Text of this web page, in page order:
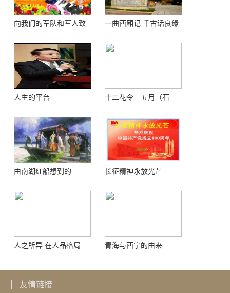
向我们的军队和军人致
一曲西厢记 千古话良缘
人生的平台
十二花令—五月（石
由南湖红船想到的 长征精神永放光芒
人之所异 在人品格局 青海与西宁的由来
友情链接